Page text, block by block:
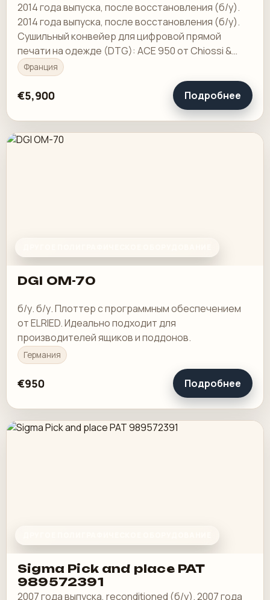
2014 года выпуска, после восстановления (б/у).
2014 года выпуска, после восстановления (б/у).
Сушильный конвейер для цифровой прямой
печати на одежде (DTG): ACE 950 от Chiossi &
Cavazzuti
Франция
€5,900 Подробнее
DGI OM-70
б/у. б/у. Плоттер с программным обеспечением
от ELRIED. Идеально подходит для
производителей ящиков и поддонов.
Германия
€950 Подробнее
Sigma Pick and place PAT
989572391
2007 года выпуска, reconditioned (б/у). 2007 года